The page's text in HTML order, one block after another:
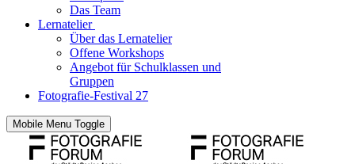
Das Team
Lernatelier
Über das Lernatelier
Offene Workshops
Angebot für Schulklassen und
Gruppen
Fotografie-Festival 27
Mobile Menu Toggle